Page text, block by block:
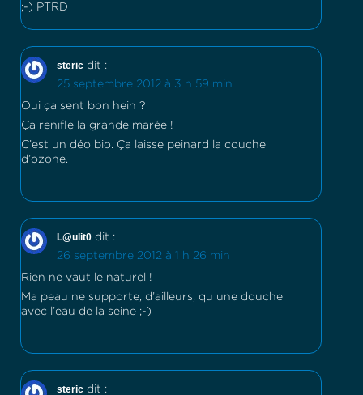
;-) PTRD
steric dit :
25 septembre 2012 à 3 h 59 min
Oui ça sent bon hein ?
Ça renifle la grande marée !
C’est un déo bio. Ça laisse peinard la couche
d’ozone.
L@ulit0 dit :
26 septembre 2012 à 1 h 26 min
Rien ne vaut le naturel !
Ma peau ne supporte, d’ailleurs, qu une douche
avec l’eau de la seine ;-)
steric dit :